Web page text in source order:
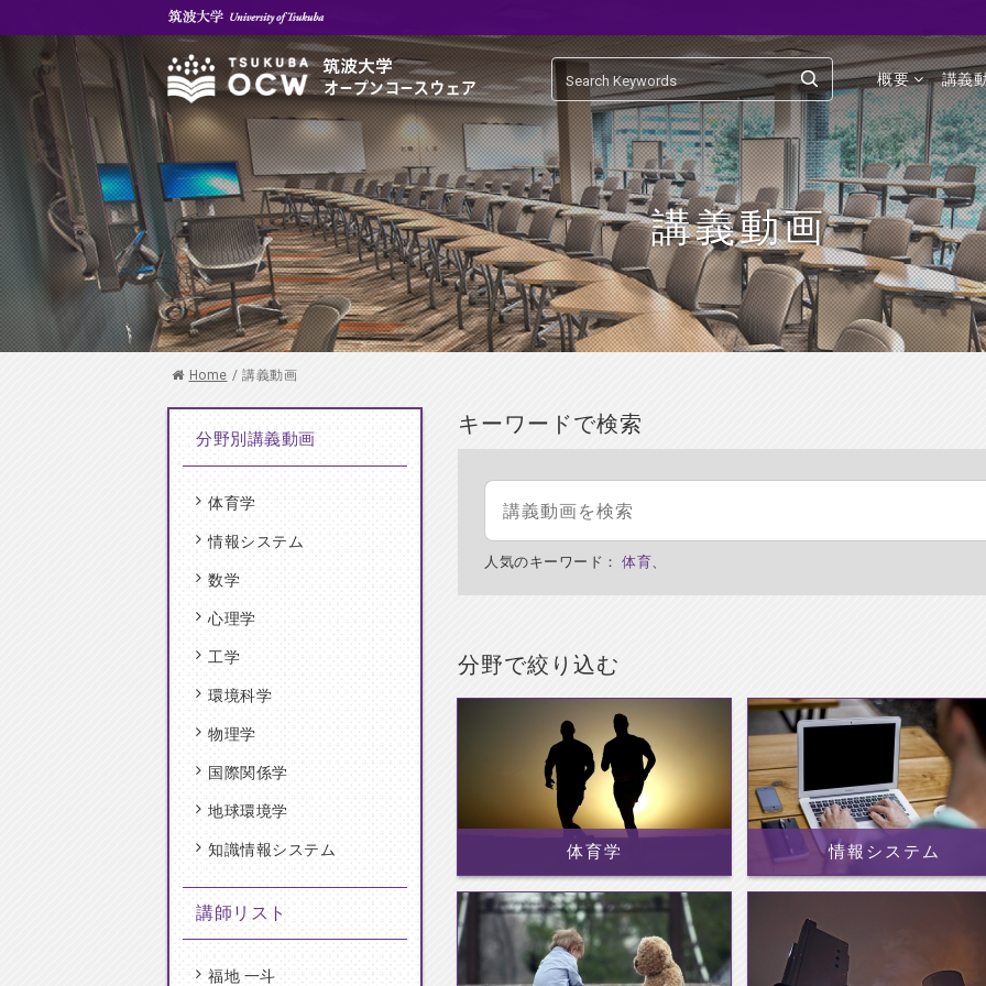
概要 講義
講義動画
Home / 講義動画
キーワードで検索
人気のキーワード： 体育、
分野で絞り込む
体育学 情報システム
分野別講義動画
体育学
情報システム
数学
心理学
工学
環境科学
物理学
国際関係学
地球環境学
知識情報システム
講師リスト
福地 一斗